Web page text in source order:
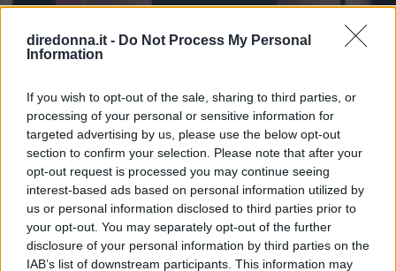
diredonna.it - Do Not Process My Personal
Information
If you wish to opt-out of the sale, sharing to third parties, or
processing of your personal or sensitive information for
targeted advertising by us, please use the below opt-out
section to confirm your selection. Please note that after your
opt-out request is processed you may continue seeing
interest-based ads based on personal information utilized by
us or personal information disclosed to third parties prior to
your opt-out. You may separately opt-out of the further
disclosure of your personal information by third parties on the
IAB’s list of downstream participants. This information may
TENDENZE
della collana perfetta in base a
viso, scollatura e altezza
Ecco la guida completa per scegliere la lunghezza giusta
della collana in base alla forma del viso, al tipo di
scollatura e alla tua altezza.